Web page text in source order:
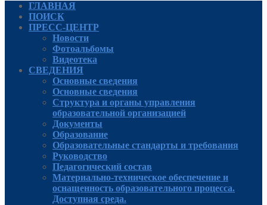
ГЛАВНАЯ
ПОИСК
ПРЕСС-ЦЕНТР
Новости
Фотоальбомы
Видеотека
СВЕДЕНИЯ
Основные сведения
Основные сведения
Структура и органы управления
образовательной организацией
Документы
Образование
Образовательные стандарты и требования
Руководcтво
Педагогический состав
Материально-техническое обеспечение и
оснащенность образовательного процесса.
Доступная среда.